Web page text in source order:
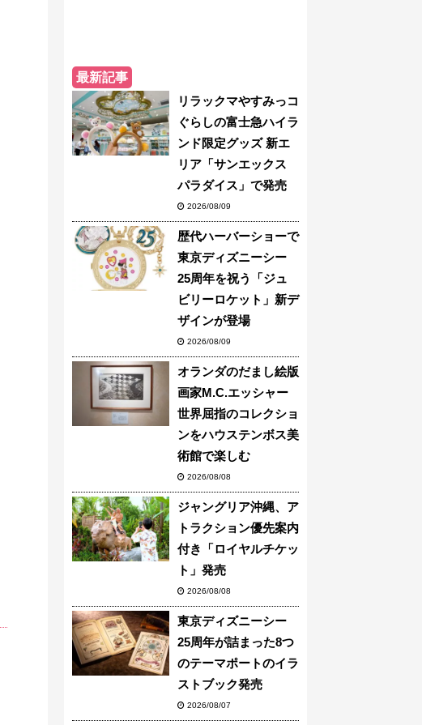
最新記事
リラックマやすみっコ
ぐらしの富士急ハイラ
ンド限定グッズ 新エ
リア「サンエックス
パラダイス」で発売
2026/08/09
歴代ハーバーショーで
東京ディズニーシー
25周年を祝う「ジュ
ビリーロケット」新デ
ザインが登場
2026/08/09
オランダのだまし絵版
画家M.C.エッシャー
世界屈指のコレクショ
ンをハウステンボス美
術館で楽しむ
2026/08/08
ジャングリア沖縄、ア
トラクション優先案内
付き「ロイヤルチケッ
ト」発売
2026/08/08
東京ディズニーシー
25周年が詰まった8つ
のテーマポートのイラ
ストブック発売
2026/08/07